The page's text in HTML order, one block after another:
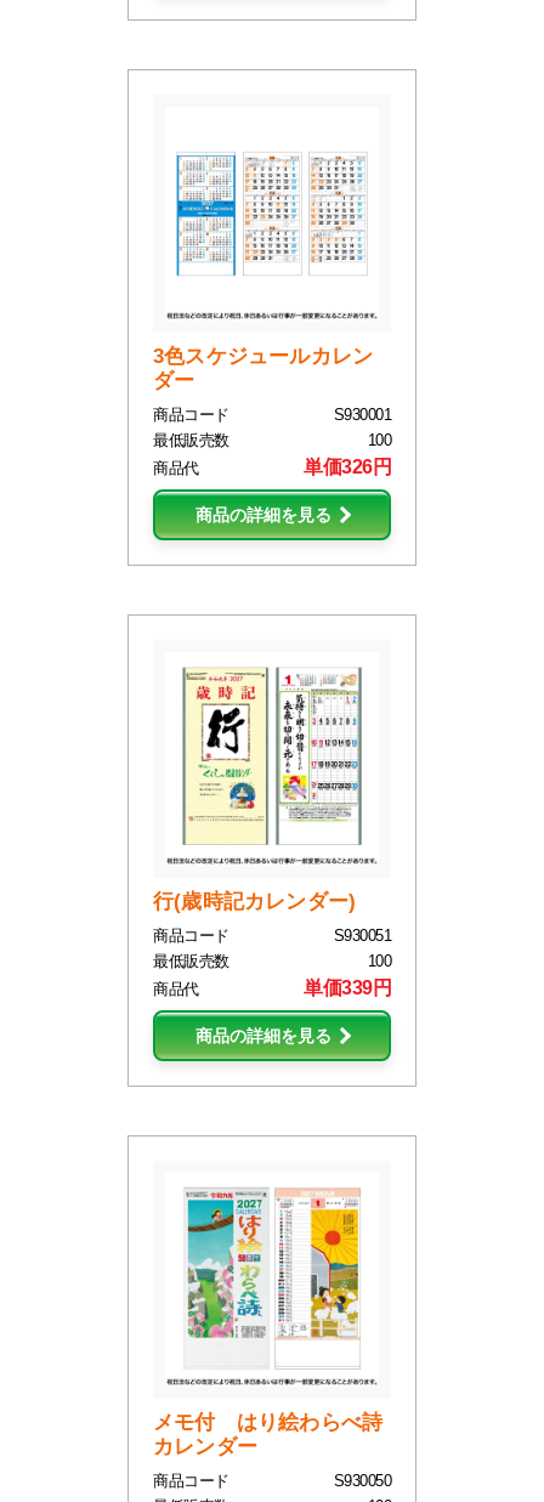
3色スケジュールカレン
ダー
商品コード
S930001
最低販売数
100
商品代
単価326円
商品の詳細を見る
行(歳時記カレンダー)
商品コード
S930051
最低販売数
100
商品代
単価339円
商品の詳細を見る
メモ付 はり絵わらべ詩
カレンダー
商品コード
S930050